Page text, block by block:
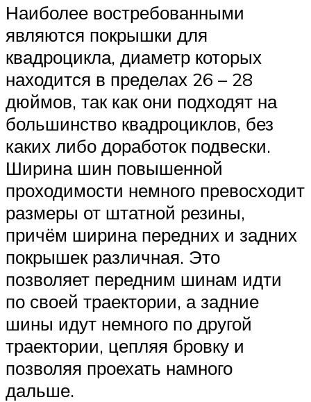
Наиболее востребованными
являются покрышки для
квадроцикла, диаметр которых
находится в пределах 26 – 28
дюймов, так как они подходят на
большинство квадроциклов, без
каких либо доработок подвески.
Ширина шин повышенной
проходимости немного превосходит
размеры от штатной резины,
причём ширина передних и задних
покрышек различная. Это
позволяет передним шинам идти
по своей траектории, а задние
шины идут немного по другой
траектории, цепляя бровку и
позволяя проехать намного
дальше.